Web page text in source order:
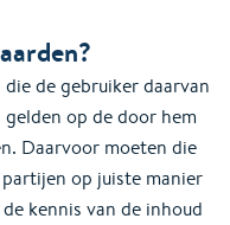
de gebruiker daarvan
op de door hem
Daarvoor moeten die
op juiste manier
kennis van de inhoud